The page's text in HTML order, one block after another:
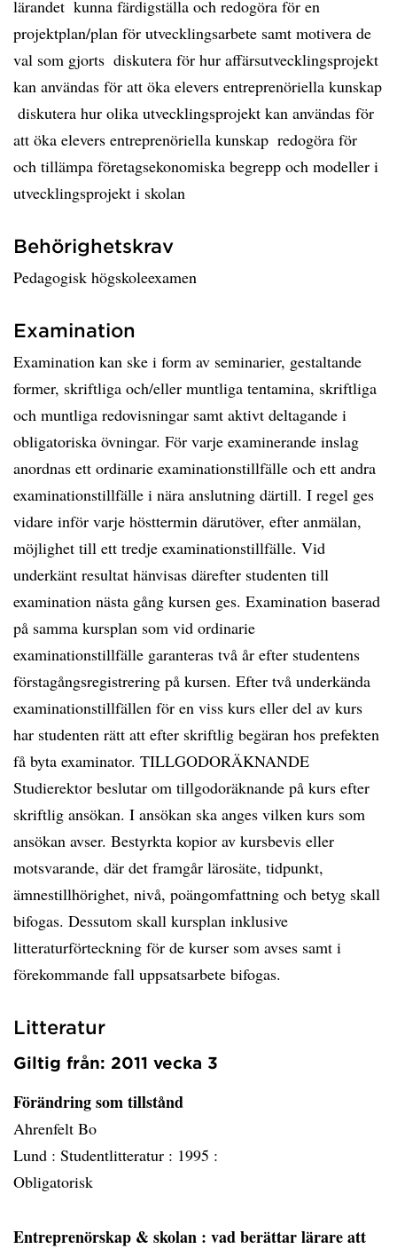
lärandet  kunna färdigställa och redogöra för en
projektplan/plan för utvecklingsarbete samt motivera de
val som gjorts  diskutera för hur affärsutvecklingsprojekt
kan användas för att öka elevers entreprenöriella kunskap
 diskutera hur olika utvecklingsprojekt kan användas för
att öka elevers entreprenöriella kunskap  redogöra för
och tillämpa företagsekonomiska begrepp och modeller i
utvecklingsprojekt i skolan
Behörighetskrav
Pedagogisk högskoleexamen
Examination
Examination kan ske i form av seminarier, gestaltande
former, skriftliga och/eller muntliga tentamina, skriftliga
och muntliga redovisningar samt aktivt deltagande i
obligatoriska övningar. För varje examinerande inslag
anordnas ett ordinarie examinationstillfälle och ett andra
examinationstillfälle i nära anslutning därtill. I regel ges
vidare inför varje hösttermin därutöver, efter anmälan,
möjlighet till ett tredje examinationstillfälle. Vid
underkänt resultat hänvisas därefter studenten till
examination nästa gång kursen ges. Examination baserad
på samma kursplan som vid ordinarie
examinationstillfälle garanteras två år efter studentens
förstagångsregistrering på kursen. Efter två underkända
examinationstillfällen för en viss kurs eller del av kurs
har studenten rätt att efter skriftlig begäran hos prefekten
få byta examinator. TILLGODORÄKNANDE
Studierektor beslutar om tillgodoräknande på kurs efter
skriftlig ansökan. I ansökan ska anges vilken kurs som
ansökan avser. Bestyrkta kopior av kursbevis eller
motsvarande, där det framgår lärosäte, tidpunkt,
ämnestillhörighet, nivå, poängomfattning och betyg skall
bifogas. Dessutom skall kursplan inklusive
litteraturförteckning för de kurser som avses samt i
förekommande fall uppsatsarbete bifogas.
Litteratur
Giltig från: 2011 vecka 3
Förändring som tillstånd
Ahrenfelt Bo
Lund : Studentlitteratur : 1995 :
Obligatorisk
Entreprenörskap & skolan : vad berättar lärare att